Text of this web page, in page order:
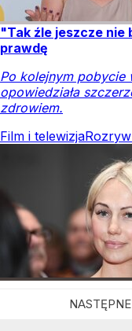
"Tak źle jeszcze nie
prawdę
Po kolejnym pobycie
opowiedziała
zdrowiem.
Film i telewizja